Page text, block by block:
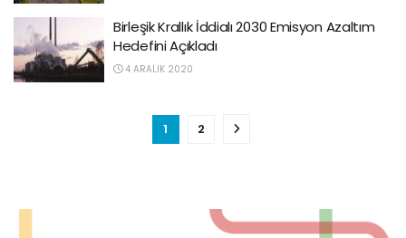
Birleşik Krallık İddialı 2030 Emisyon Azaltım
Hedefini Açıkladı
4 ARALIK 2020
1 2